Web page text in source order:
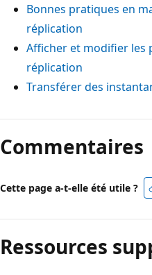
Bonnes pratiques en
réplication
Afficher et modifier les
réplication
Transférer des
Commentaires
Cette page a-t-elle été utile ?
Ressources